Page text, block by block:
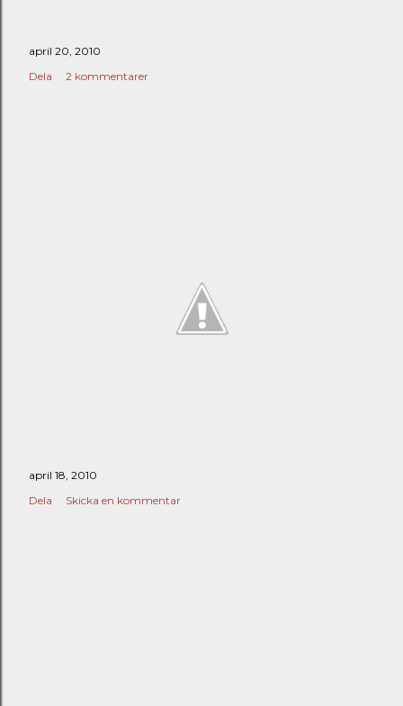
april 20, 2010
Dela
2 kommentarer
april 18, 2010
Dela
Skicka en kommentar